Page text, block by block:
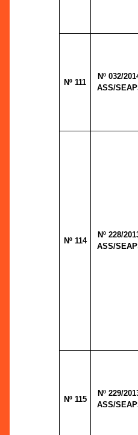
Nº 111
Nº 032/
ASS/
Nº 114
Nº 228/
ASS/
Nº 115
Nº 229/
ASS/